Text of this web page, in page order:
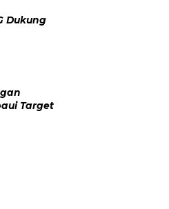
Dukung
Target